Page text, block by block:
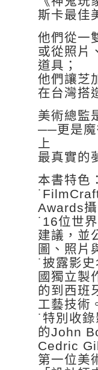
斯卡最佳
他們從一
或從照片
道具；
他們讓芝
在台灣搭
美術總監
──更是魔
上
最真實的
本書特色
Awards
˙16位世
建議，並
圖、照片
˙披露影
國獨立製
的到西班
工藝技術
˙特別收
的John
Cedric
第一位美